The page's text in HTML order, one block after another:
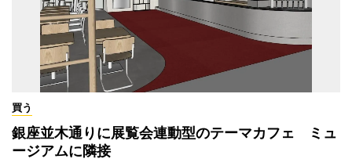
買う
銀座並木通りに展覧会連動型のテーマカフェ ミュ
ージアムに隣接